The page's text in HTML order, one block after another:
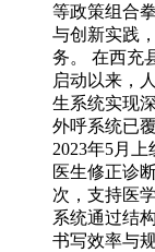
等政策组合
与创新实践
务。 在西充
启动以来，
生系统实现
外呼系统已
2023年5月
医生修正诊
次，支持医
系统通过结
书写效率与